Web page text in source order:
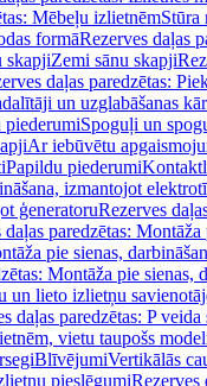
Mēbeļu izlietnēmStūra
formāRezerves daļas
skapjiZemi sānu skapji
daļas paredzētas:
un uzglabāšanas
piederumiSpoguļi un
Ar iebūvētu
Papildu piederumi
izmantojot
ģeneratoruRezerves
daļas paredzētas:
pie sienas,
Montāža pie sienas,
un lieto izlietņu
daļas paredzētas: P
vietu taupošs
BlīvējumiVertikālās
pieslēgumiRezerves